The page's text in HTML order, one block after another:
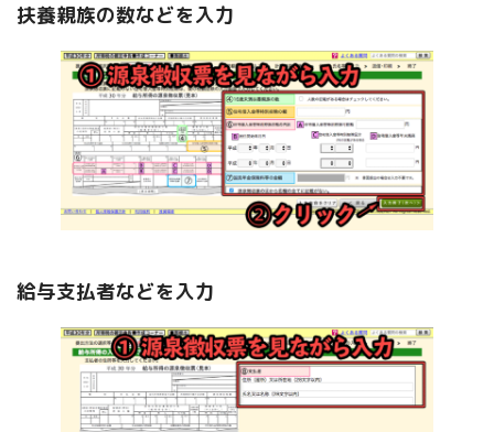
扶養親族の数などを入力
給与支払者などを入力